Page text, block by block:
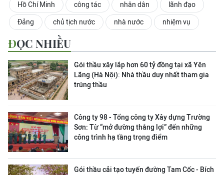
Hồ Chí Minh công tác nhân dân lãnh đạo
Đảng chủ tịch nước nhà nước nhiệm vụ
ĐỌC NHIỀU
Gói thầu xây lắp hơn 60 tỷ đồng tại xã Yên
Lãng (Hà Nội): Nhà thầu duy nhất tham gia
trúng thầu
Công ty 98 - Tổng công ty Xây dựng Trường
Sơn: Từ “mở đường thắng lợi” đến những
công trình hạ tầng trọng điểm
Gói thầu cải tạo tuyến đường Tam Cốc - Bích